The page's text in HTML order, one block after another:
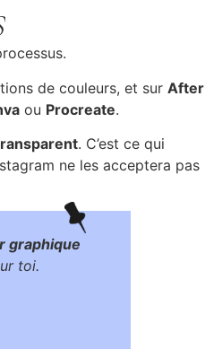
de couleurs, et sur After
ou Procreate.
. C’est ce qui
ne les acceptera pas
graphique
toi.